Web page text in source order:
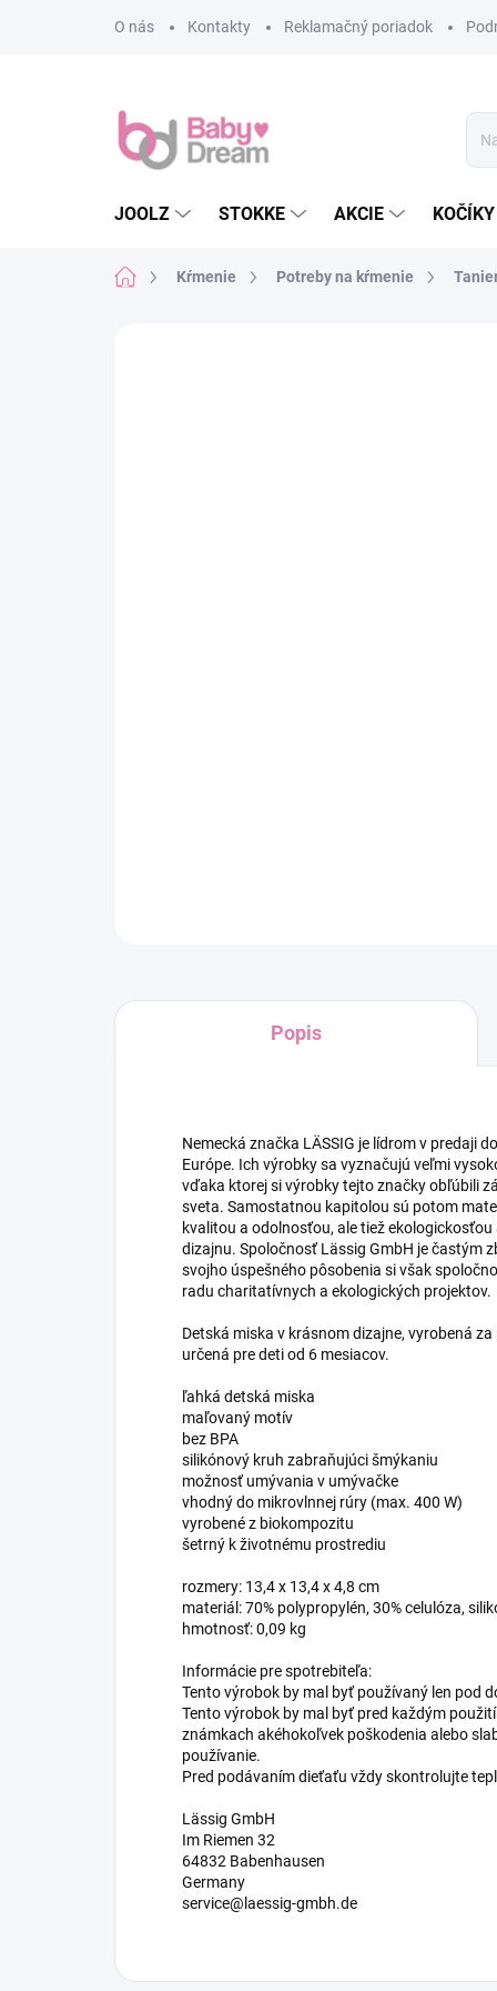
O nás
Kontakty Reklamačný poriadok
JOOLZ STOKKE AKCIE KOČÍKY
DomovKŕmenie Potreby na kŕmenie
Popis
Nemecká značka LÄSSIG je lídrom v predaji
Európe. Ich výrobky sa vyznačujú veľmi
vďaka ktorej si výrobky tejto značky obľúbili
sveta. Samostatnou kapitolou sú potom
kvalitou a odolnosťou, ale tiež
dizajnu. Spoločnosť Lässig GmbH je častým
svojho úspešného pôsobenia si však
radu charitatívnych a ekologických projektov.
Detská miska v krásnom dizajne, vyrobená
určená pre deti od 6 mesiacov.
ľahká detská miska
maľovaný motív
bez BPA
silikónový kruh zabraňujúci šmýkaniu
možnosť umývania v umývačke
vhodný do mikrovlnnej rúry (max. 400 W)
vyrobené z biokompozitu
šetrný k životnému prostrediu
rozmery: 13,4 x 13,4 x 4,8 cm
materiál: 70% polypropylén, 30% celulóza,
hmotnosť: 0,09 kg
Informácie pre spotrebiteľa:
Tento výrobok by mal byť používaný len pod
Tento výrobok by mal byť pred každým
známkach akéhokoľvek poškodenia alebo
používanie.
Pred podávaním dieťaťu vždy skontrolujte
Lässig GmbH
Im Riemen 32
64832 Babenhausen
Germany
service@laessig-gmbh.de